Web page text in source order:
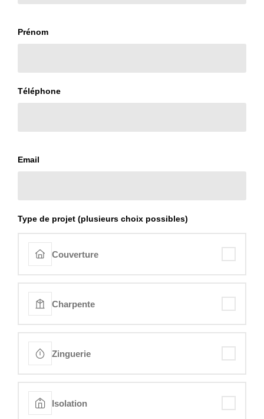
Prénom
Téléphone
Email
Type de projet (plusieurs choix possibles)
Couverture
Charpente
Zinguerie
Isolation